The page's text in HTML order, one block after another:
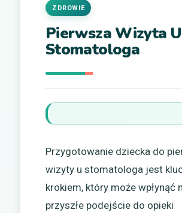
Pierwsza Wizyta U
Stomatologa
ZDROWIE
Przygotowanie dziecka do
wizyty u stomatologa jest
krokiem, który może wpłynąć
przyszłe podejście do opieki